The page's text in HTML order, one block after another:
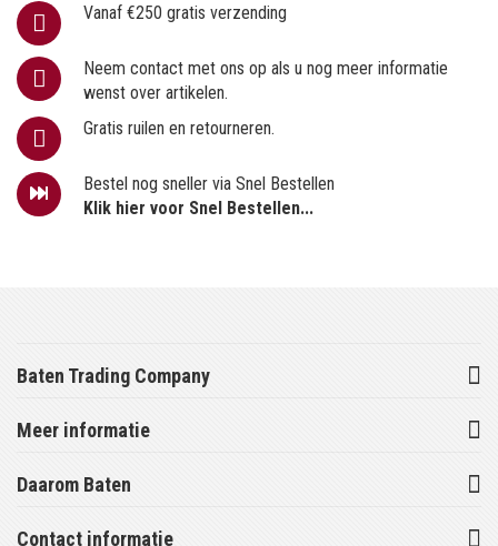
Vanaf €250 gratis verzending
Neem contact met ons op als u nog meer informatie
wenst over artikelen.
Gratis ruilen en retourneren.
Bestel nog sneller via Snel Bestellen
Klik hier voor Snel Bestellen...
Baten Trading Company
Meer informatie
Daarom Baten
Contact informatie